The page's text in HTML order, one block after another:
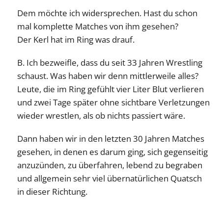
Dem möchte ich widersprechen. Hast du schon
mal komplette Matches von ihm gesehen?
Der Kerl hat im Ring was drauf.
B. Ich bezweifle, dass du seit 33 Jahren Wrestling
schaust. Was haben wir denn mittlerweile alles?
Leute, die im Ring gefühlt vier Liter Blut verlieren
und zwei Tage später ohne sichtbare Verletzungen
wieder wrestlen, als ob nichts passiert wäre.
Dann haben wir in den letzten 30 Jahren Matches
gesehen, in denen es darum ging, sich gegenseitig
anzuzünden, zu überfahren, lebend zu begraben
und allgemein sehr viel übernatürlichen Quatsch
in dieser Richtung.